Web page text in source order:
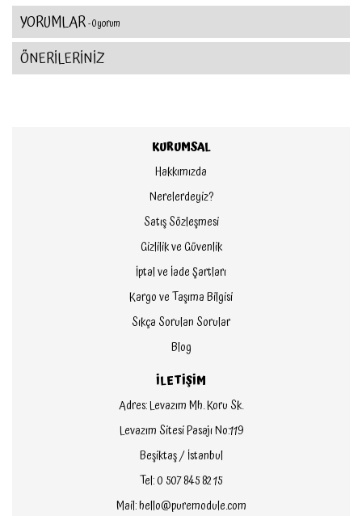
YORUMLAR- 0 yorum
ÖNERİLERİNİZ
KURUMSAL
Hakkımızda
Nerelerdeyiz?
Satış Sözleşmesi
Gizlilik ve Güvenlik
İptal ve İade Şartları
Kargo ve Taşıma Bilgisi
Sıkça Sorulan Sorular
Blog
İLETİŞİM
Adres: Levazım Mh. Koru Sk.
Levazım Sitesi Pasajı No:119
Beşiktaş / İstanbul
Tel: 0 507 845 82 15
Mail: hello@puremodule.com